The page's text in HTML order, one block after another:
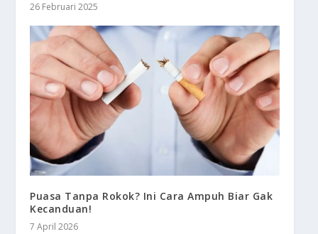
26 Februari 2025
Puasa Tanpa Rokok? Ini Cara Ampuh Biar Gak
Kecanduan!
7 April 2026